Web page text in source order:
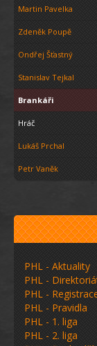
PHL - Aktuality
PHL -
PHL -
PHL - Pravidla
PHL - 1. liga
PHL - 2. liga
Martin Pavelka
Zdeněk Poupě
Ondřej Šťastný
Stanislav Tejkal
Brankáři
Hráč
Lukáš Prchal
Petr Vaněk